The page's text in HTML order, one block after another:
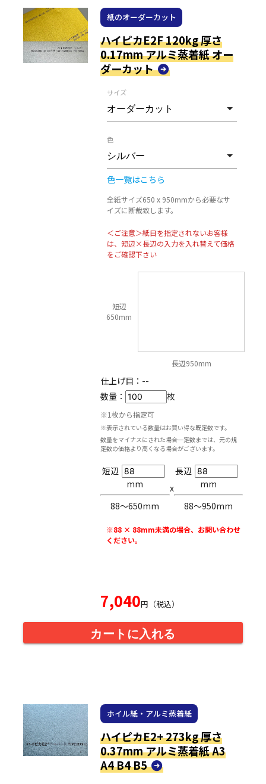
紙のオーダーカット
ハイピカE2F 120kg 厚さ
0.17mm アルミ蒸着紙 オー
ダーカット
サイズ
色
色一覧はこちら
全紙サイズ650 x 950mmから必要なサ
イズに断裁致します。
＜ご注意＞紙目を指定されないお客様
は、短辺×長辺の入力を入れ替えて価格
をご確認下さい
短辺
650mm
長辺950mm
仕上げ目： --
数量：
枚
※1枚から指定可
※表示されている数量はお買い得な既定数です。
数量をマイナスにされた場合一定数までは、元の規
定数の価格より高くなる場合がございます。
短辺
mm
88〜650mm
x
長辺
mm
88〜950mm
※88 × 88mm未満の場合、お問い合わせ
ください。
7,040円（税込）
カートに入れる
ホイル紙・アルミ蒸着紙
ハイピカE2+ 273kg 厚さ
0.37mm アルミ蒸着紙 A3
A4 B4 B5